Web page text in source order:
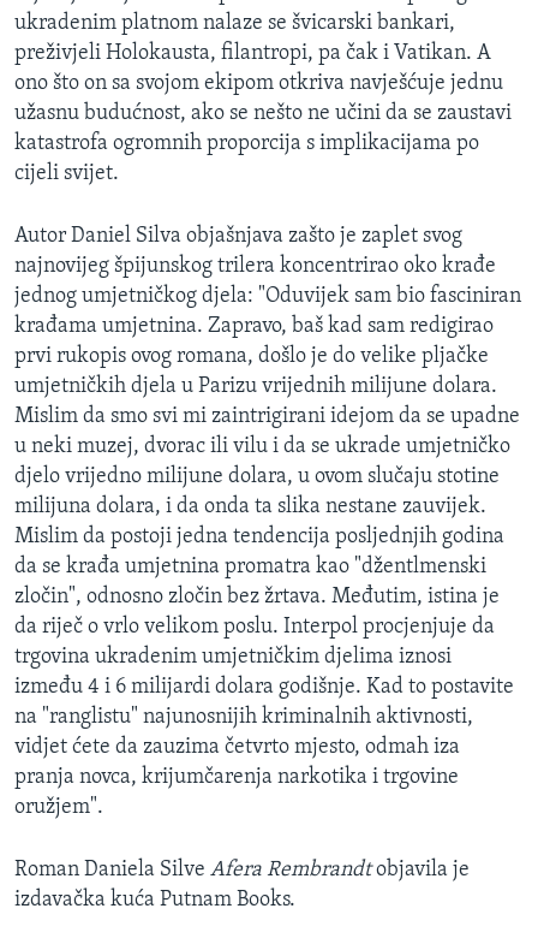
ukradenim platnom nalaze se švicarski bankari,
preživjeli Holokausta, filantropi, pa čak i Vatikan. A
ono što on sa svojom ekipom otkriva navješćuje jednu
užasnu budućnost, ako se nešto ne učini da se zaustavi
katastrofa ogromnih proporcija s implikacijama po
cijeli svijet.
Autor Daniel Silva objašnjava zašto je zaplet svog
najnovijeg špijunskog trilera koncentrirao oko krađe
jednog umjetničkog djela: "Oduvijek sam bio fasciniran
krađama umjetnina. Zapravo, baš kad sam redigirao
prvi rukopis ovog romana, došlo je do velike pljačke
umjetničkih djela u Parizu vrijednih milijune dolara.
Mislim da smo svi mi zaintrigirani idejom da se upadne
u neki muzej, dvorac ili vilu i da se ukrade umjetničko
djelo vrijedno milijune dolara, u ovom slučaju stotine
milijuna dolara, i da onda ta slika nestane zauvijek.
Mislim da postoji jedna tendencija posljednjih godina
da se krađa umjetnina promatra kao "džentlmenski
zločin", odnosno zločin bez žrtava. Međutim, istina je
da riječ o vrlo velikom poslu. Interpol procjenjuje da
trgovina ukradenim umjetničkim djelima iznosi
između 4 i 6 milijardi dolara godišnje. Kad to postavite
na "ranglistu" najunosnijih kriminalnih aktivnosti,
vidjet ćete da zauzima četvrto mjesto, odmah iza
pranja novca, krijumčarenja narkotika i trgovine
oružjem".
Roman Daniela Silve Afera Rembrandtobjavila je
izdavačka kuća Putnam Books.